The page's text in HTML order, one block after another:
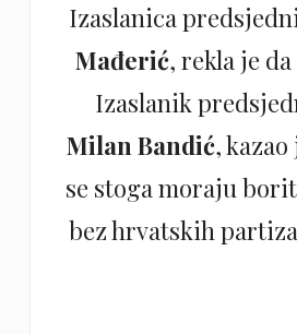
Izaslanica
Mađerić, rekla je
Izaslanik
Milan Bandić,
se stoga moraju
bez hrvatskih